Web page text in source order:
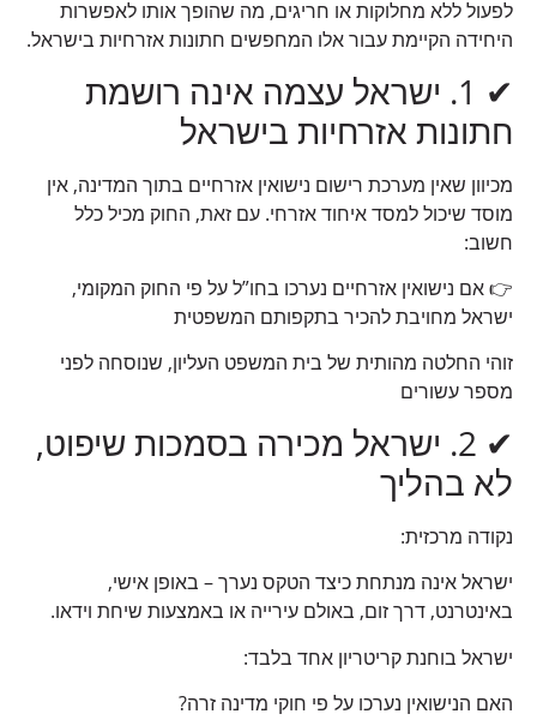
לפעול ללא מחלוקות או חריגים, מה שהופך אותו לאפשרות
היחידה הקיימת עבור אלו המחפשים חתונות אזרחיות בישראל.
✔ 1. ישראל עצמה אינה רושמת
חתונות אזרחיות בישראל
מכיוון שאין מערכת רישום נישואין אזרחיים בתוך המדינה, אין
מוסד שיכול למסד איחוד אזרחי. עם זאת, החוק מכיל כלל
חשוב:
👉 אם נישואין אזרחיים נערכו בחו”ל על פי החוק המקומי,
ישראל מחויבת להכיר בתקפותם המשפטית
זוהי החלטה מהותית של בית המשפט העליון, שנוסחה לפני
מספר עשורים
✔ 2. ישראל מכירה בסמכות שיפוט,
לא בהליך
נקודה מרכזית:
ישראל אינה מנתחת כיצד הטקס נערך – באופן אישי,
באינטרנט, דרך זום, באולם עירייה או באמצעות שיחת וידאו.
ישראל בוחנת קריטריון אחד בלבד:
האם הנישואין נערכו על פי חוקי מדינה זרה?